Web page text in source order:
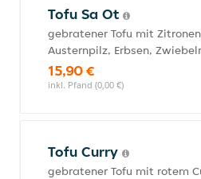
Tofu Sa Ot
gebratener Tofu mit
Austernpilz, Erbsen,
15,90 €
inkl. Pfand (0,00 €)
Tofu Curry
gebratener Tofu mit rotem